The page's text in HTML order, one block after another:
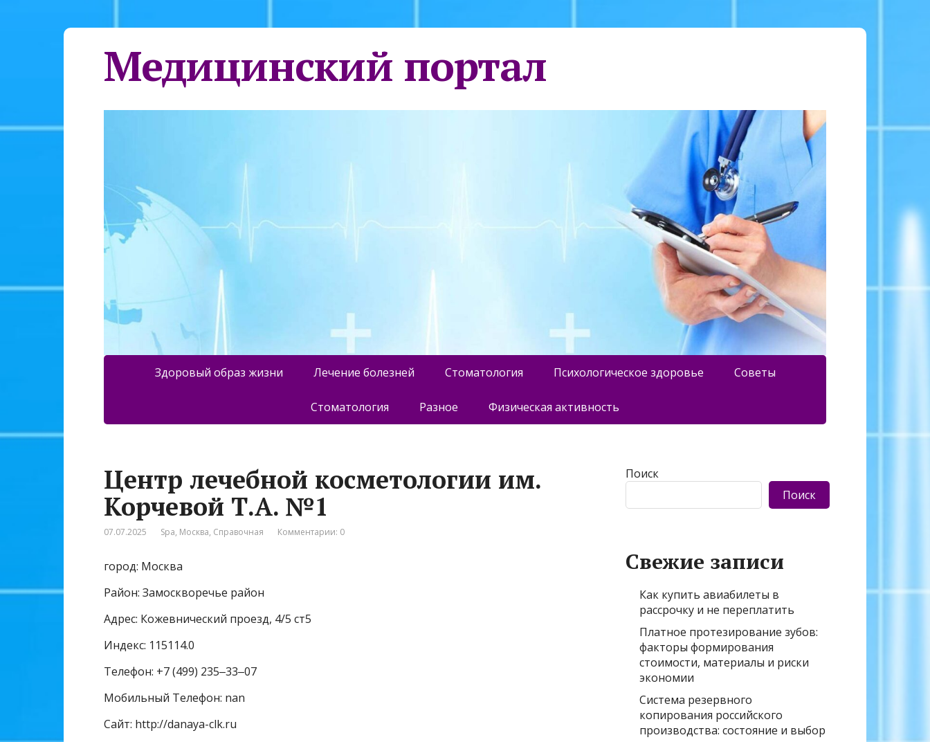
Медицинский портал
Здоровый образ жизни Лечение болезней Стоматология Психологическое здоровье Советы
Стоматология Разное Физическая активность
Центр лечебной косметологии им.
Корчевой Т.А. №1
07.07.2025 Spa, Москва, Справочная Комментарии: 0
город: Москва
Район: Замоскворечье район
Адрес: Кожевнический проезд, 4/5 ст5
Индекс: 115114.0
Телефон: +7 (499) 235‒33‒07
Мобильный Телефон: nan
Сайт: http://danaya-clk.ru
Поиск
Поиск
Свежие записи
Как купить авиабилеты в
рассрочку и не переплатить
Платное протезирование зубов:
факторы формирования
стоимости, материалы и риски
экономии
Система резервного
копирования российского
производства: состояние и выбор